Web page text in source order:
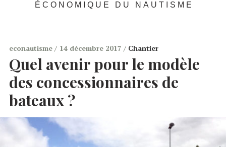
ÉCONOMIQUE DU NAUTISME
econautisme 14 décembre 2017 Chantier
Quel avenir pour le modèle
des concessionnaires de
bateaux ?